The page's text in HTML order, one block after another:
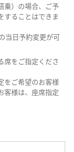
乗）の場合、ご予
することはできま
当日予約変更が可
席をご指定くださ
をご希望のお客様
客様は、座席指定